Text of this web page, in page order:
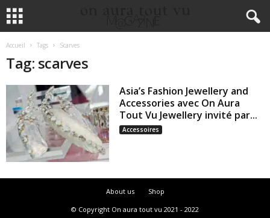
Accueil Tags Scarves
Tag: scarves
Asia’s Fashion Jewellery and
Accessories avec On Aura
Tout Vu Jewellery invité par...
Accessoires
About us
Shop
© Copyright On aura tout vu 2021 - 2022